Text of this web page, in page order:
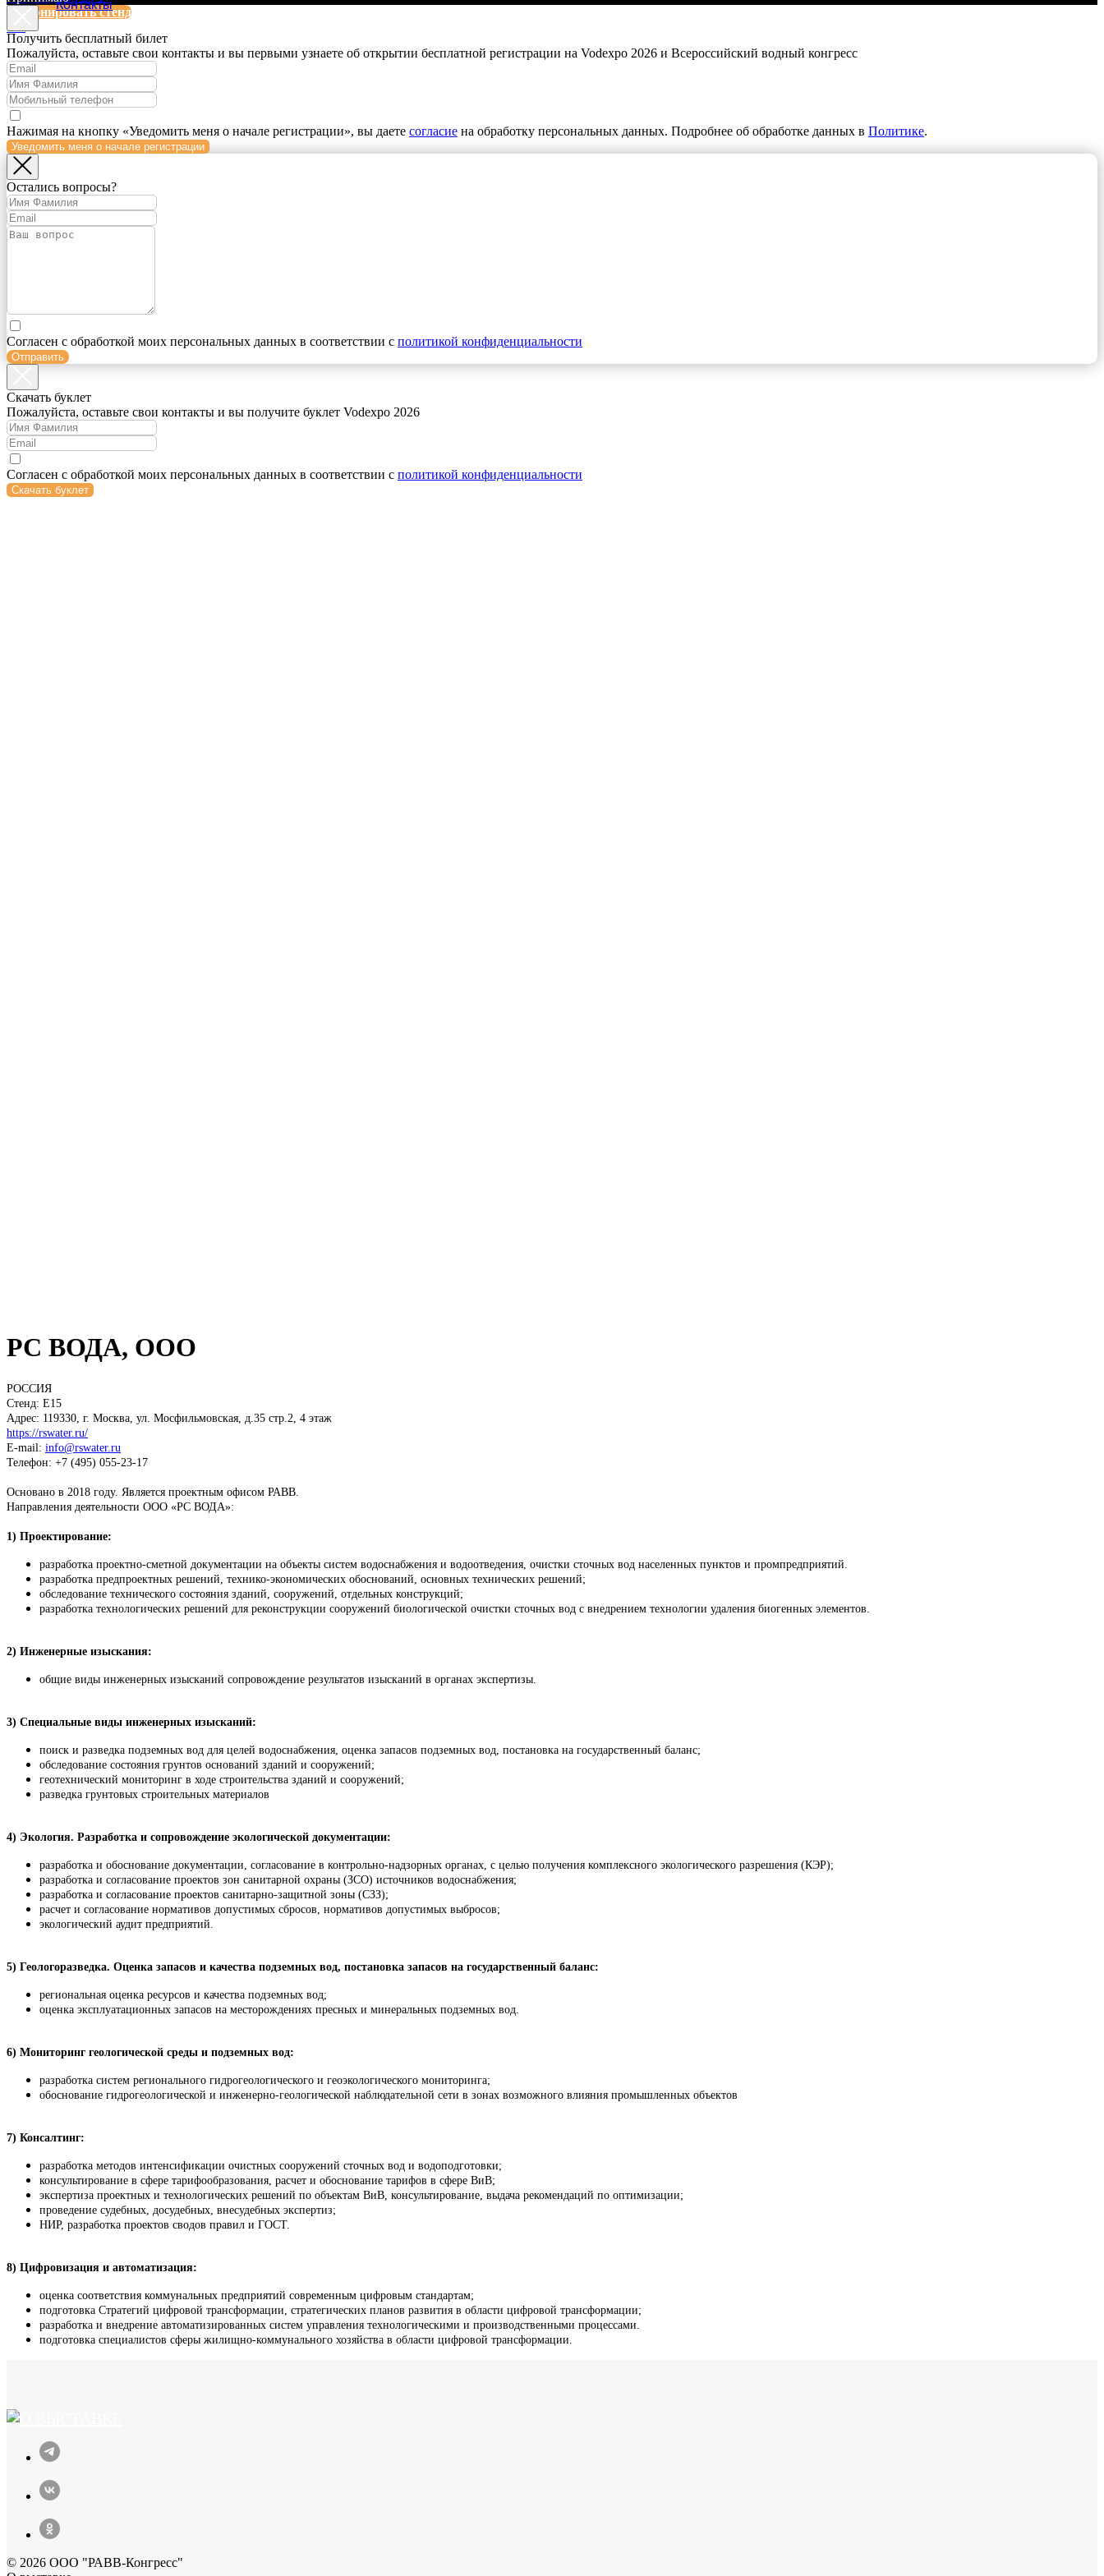
Забронировать стенд
EN
Контакты
Получить бесплатный билет
Пожалуйста, оставьте свои контакты и вы первыми узнаете об открытии бесплатной регистрации на Vodexpo 2026 и Всероссийский водный конгресс
Нажимая на кнопку «Уведомить меня о начале регистрации», вы даете согласие на обработку персональных данных. Подробнее об обработке данных в Политике.
Уведомить меня о начале регистрации
Остались вопросы?
Согласен с обработкой моих персональных данных в соответствии с политикой конфиденциальности
Отправить
Cкачать буклет
Пожалуйста, оставьте свои контакты и вы получите буклет Vodexpo 2026
Согласен с обработкой моих персональных данных в соответствии с политикой конфиденциальности
Скачать буклет
РС ВОДА, ООО
РОССИЯ
Стенд: E15
Адрес: 119330, г. Москва, ул. Мосфильмовская, д.35 стр.2, 4 этаж
https://rswater.ru/
E-mail: info@rswater.ru
Телефон: +7 (495) 055-23-17
Основано в 2018 году. Является проектным офисом РАВВ.
Направления деятельности ООО «РС ВОДА»:
1) Проектирование:
разработка проектно-сметной документации на объекты систем водоснабжения и водоотведения, очистки сточных вод населенных пунктов и промпредприятий.
разработка предпроектных решений, технико-экономических обоснований, основных технических решений;
обследование технического состояния зданий, сооружений, отдельных конструкций;
разработка технологических решений для реконструкции сооружений биологической очистки сточных вод с внедрением технологии удаления биогенных элементов.
2) Инженерные изыскания:
общие виды инженерных изысканий сопровождение результатов изысканий в органах экспертизы.
3) Специальные виды инженерных изысканий:
поиск и разведка подземных вод для целей водоснабжения, оценка запасов подземных вод, постановка на государственный баланс;
обследование состояния грунтов оснований зданий и сооружений;
геотехнический мониторинг в ходе строительства зданий и сооружений;
разведка грунтовых строительных материалов
4) Экология. Разработка и сопровождение экологической документации:
разработка и обоснование документации, согласование в контрольно-надзорных органах, с целью получения комплексного экологического разрешения (КЭР);
разработка и согласование проектов зон санитарной охраны (ЗСО) источников водоснабжения;
разработка и согласование проектов санитарно-защитной зоны (СЗЗ);
расчет и согласование нормативов допустимых сбросов, нормативов допустимых выбросов;
экологический аудит предприятий.
5) Геологоразведка. Оценка запасов и качества подземных вод, постановка запасов на государственный баланс:
региональная оценка ресурсов и качества подземных вод;
оценка эксплуатационных запасов на месторождениях пресных и минеральных подземных вод.
6) Мониторинг геологической среды и подземных вод:
разработка систем регионального гидрогеологического и геоэкологического мониторинга;
обоснование гидрогеологической и инженерно-геологической наблюдательной сети в зонах возможного влияния промышленных объектов
7) Консалтинг:
разработка методов интенсификации очистных сооружений сточных вод и водоподготовки;
консультирование в сфере тарифообразования, расчет и обоснование тарифов в сфере ВиВ;
экспертиза проектных и технологических решений по объектам ВиВ, консультирование, выдача рекомендаций по оптимизации;
проведение судебных, досудебных, внесудебных экспертиз;
НИР, разработка проектов сводов правил и ГОСТ.
8) Цифровизация и автоматизация:
оценка соответствия коммунальных предприятий современным цифровым стандартам;
подготовка Стратегий цифровой трансформации, стратегических планов развития в области цифровой трансформации;
разработка и внедрение автоматизированных систем управления технологическими и производственными процессами.
подготовка специалистов сферы жилищно-коммунального хозяйства в области цифровой трансформации.
© 2026 ООО "РАВВ-Конгресс"